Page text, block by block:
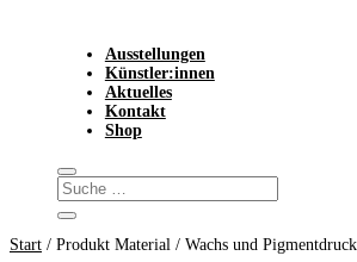
Ausstellungen
Künstler:innen
Aktuelles
Kontakt
Shop
Start / Produkt Material / Wachs und